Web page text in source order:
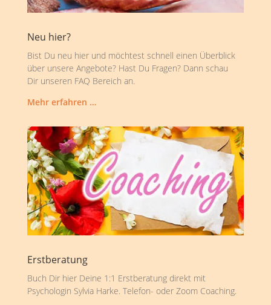
Neu hier?
Bist Du neu hier und möchtest schnell einen Überblick
über unsere Angebote? Hast Du Fragen? Dann schau
Dir unseren FAQ Bereich an.
Mehr erfahren …
Erstberatung
Buch Dir hier Deine 1:1 Erstberatung direkt mit
Psychologin Sylvia Harke. Telefon- oder Zoom Coaching.